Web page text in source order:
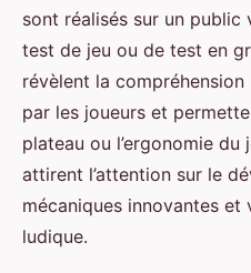
sont réalisés sur un public
test de jeu ou de test en
révèlent la
par les joueurs et
plateau ou l’ergonomie
attirent l’attention sur le
mécaniques innovantes
ludique.